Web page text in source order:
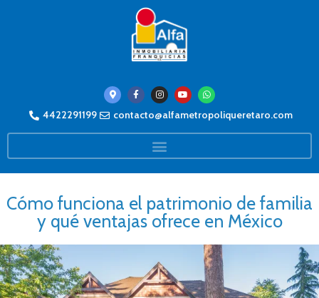
4422291199 contacto@alfametropoliqueretaro.com
Cómo funciona el patrimonio de familia
y qué ventajas ofrece en México